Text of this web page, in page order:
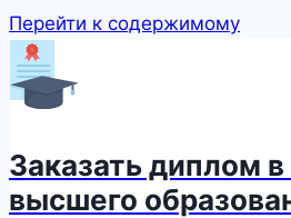
Перейти к содержимому
Заказать диплом
высшего